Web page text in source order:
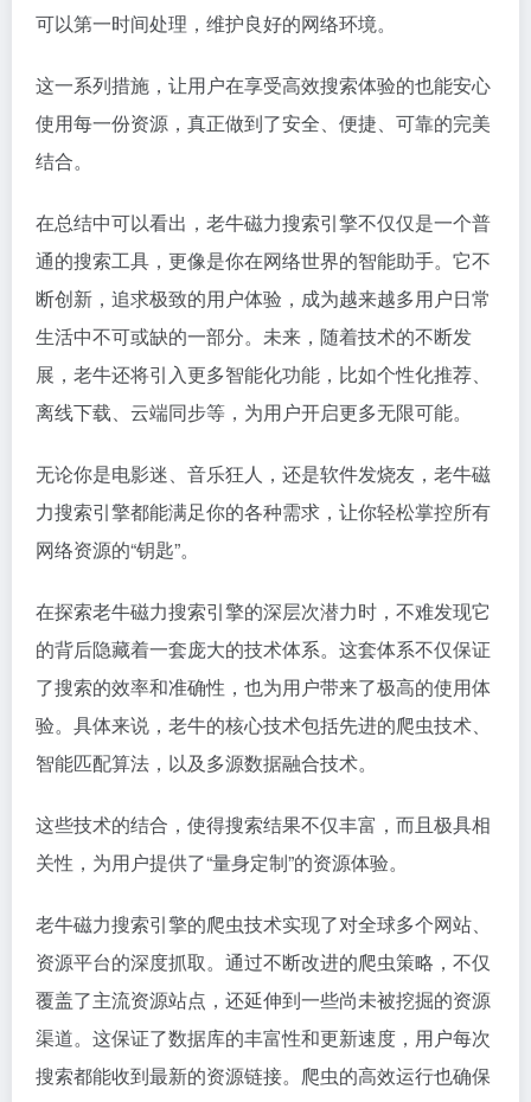
可以第一时间处理，维护良好的网络环境。
这一系列措施，让用户在享受高效搜索体验的也能安心
使用每一份资源，真正做到了安全、便捷、可靠的完美
结合。
在总结中可以看出，老牛磁力搜索引擎不仅仅是一个普
通的搜索工具，更像是你在网络世界的智能助手。它不
断创新，追求极致的用户体验，成为越来越多用户日常
生活中不可或缺的一部分。未来，随着技术的不断发
展，老牛还将引入更多智能化功能，比如个性化推荐、
离线下载、云端同步等，为用户开启更多无限可能。
无论你是电影迷、音乐狂人，还是软件发烧友，老牛磁
力搜索引擎都能满足你的各种需求，让你轻松掌控所有
网络资源的“钥匙”。
在探索老牛磁力搜索引擎的深层次潜力时，不难发现它
的背后隐藏着一套庞大的技术体系。这套体系不仅保证
了搜索的效率和准确性，也为用户带来了极高的使用体
验。具体来说，老牛的核心技术包括先进的爬虫技术、
智能匹配算法，以及多源数据融合技术。
这些技术的结合，使得搜索结果不仅丰富，而且极具相
关性，为用户提供了“量身定制”的资源体验。
老牛磁力搜索引擎的爬虫技术实现了对全球多个网站、
资源平台的深度抓取。通过不断改进的爬虫策略，不仅
覆盖了主流资源站点，还延伸到一些尚未被挖掘的资源
渠道。这保证了数据库的丰富性和更新速度，用户每次
搜索都能收到最新的资源链接。爬虫的高效运行也确保